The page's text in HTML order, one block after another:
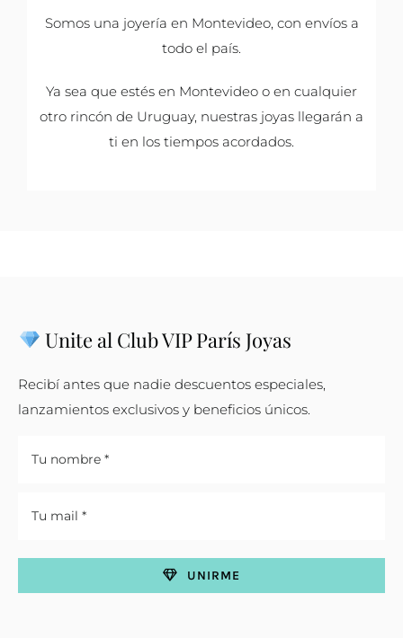
Somos una joyería en Montevideo, con envíos a
todo el país.
Ya sea que estés en Montevideo o en cualquier
otro rincón de Uruguay, nuestras joyas llegarán a
ti en los tiempos acordados.
Unite al Club VIP París Joyas
Recibí antes que nadie descuentos especiales,
lanzamientos exclusivos y beneficios únicos.
UNIRME